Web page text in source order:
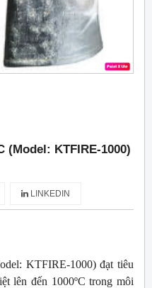
(Model: KTFIRE-1000)
LINKEDIN
KTFIRE-1000) đạt tiêu
lên đến 1000ºC trong môi